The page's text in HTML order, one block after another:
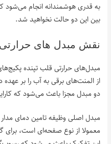
به قدری هوشمندانه انجام
بین این دو حالت نخواهید شد.
نقش مبدل های
مبدل‌های حرارتی قلب تپنده
از المنت‌های برقی به آب را بر عهده
دو مبدل مجزا باعث می‌شود که
مبدل اصلی وظیفه تامین دمای مدار
معمولا از نوع صفحه‌ای است،